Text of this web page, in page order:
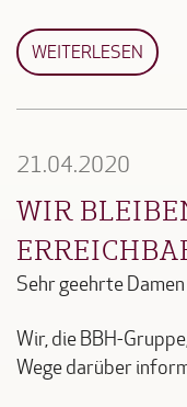
WEITERLESEN
21.04.2020
WIR
Sehr geehrte
Wir, die BBH-
Wege darüber